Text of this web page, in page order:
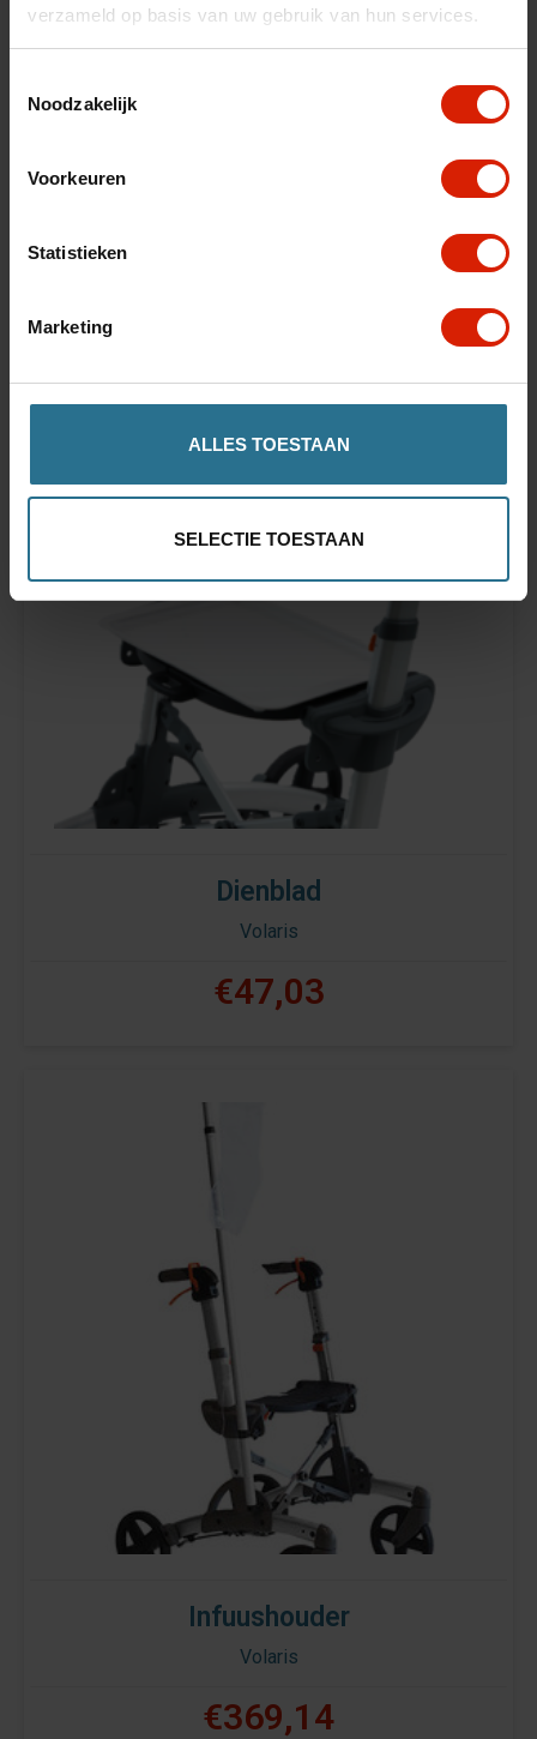
verzameld op basis van uw gebruik van hun services.
Noodzakelijk
Voorkeuren
Statistieken
Marketing
ALLES TOESTAAN
SELECTIE TOESTAAN
Dienblad
Volaris
€47,03
Infuushouder
Volaris
€369,14